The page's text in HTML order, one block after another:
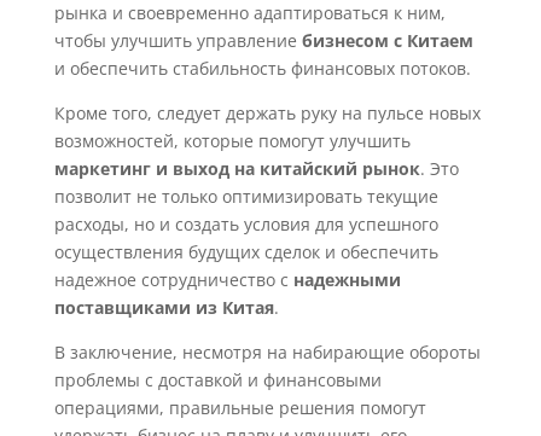
рынка и своевременно адаптироваться к ним,
чтобы улучшить управление бизнесом с Китаем
и обеспечить стабильность финансовых потоков.
Кроме того, следует держать руку на пульсе новых
возможностей, которые помогут улучшить
маркетинг и выход на китайский рынок. Это
позволит не только оптимизировать текущие
расходы, но и создать условия для успешного
осуществления будущих сделок и обеспечить
надежное сотрудничество с надежными
поставщиками из Китая.
В заключение, несмотря на набирающие обороты
проблемы с доставкой и финансовыми
операциями, правильные решения помогут